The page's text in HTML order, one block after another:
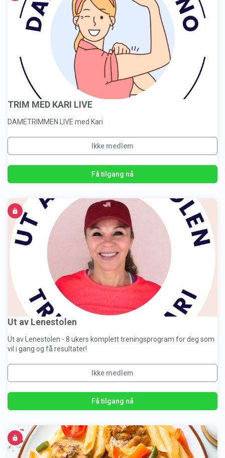
TRIM MED KARI LIVE
DAMETRIMMEN LIVE med Kari
Ikke medlem
Få tilgang nå
Ut av Lenestolen
Ut av Lenestolen - 8 ukers komplett treningsprogram for deg som
vil i gang og få resultater!
Ikke medlem
Få tilgang nå